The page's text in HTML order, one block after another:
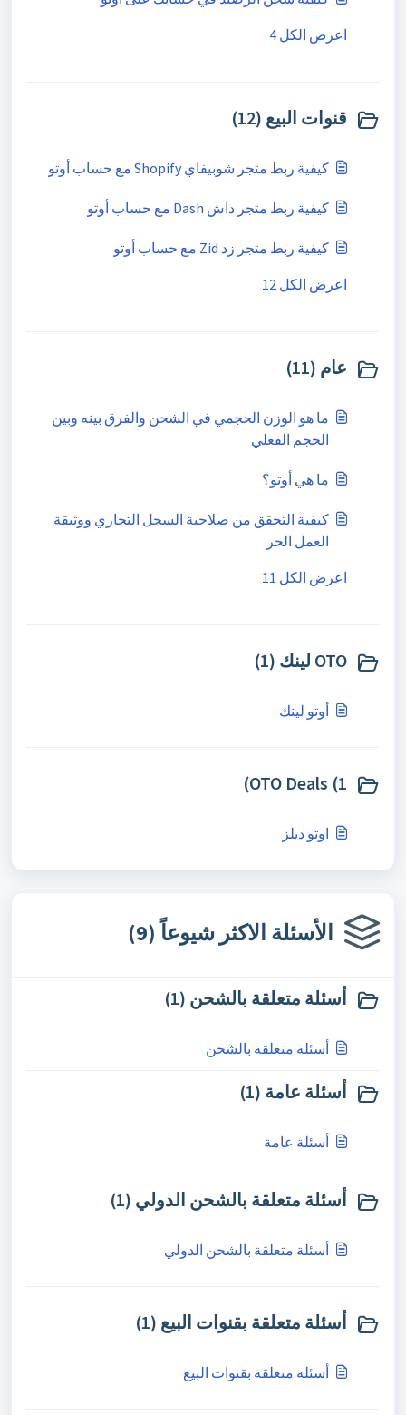
اعرض الكل 4
قنوات البيع (12)
كيفية ربط متجر شوبيفاي Shopify مع حساب أوتو
كيفية ربط متجر داش Dash مع حساب أوتو
كيفية ربط متجر زد Zid مع حساب أوتو
اعرض الكل 12
عام (11)
ما هو الوزن الحجمي في الشحن والفرق بينه وبين
الحجم الفعلي
ما هي أوتو؟
كيفية التحقق من صلاحية السجل التجاري ووثيقة
العمل الحر
اعرض الكل 11
OTO لينك (1)
أوتو لينك
OTO Deals (1)
اوتو ديلز
الأسئلة الاكثر شيوعاً (9)
أسئلة متعلقة بالشحن (1)
أسئلة متعلقة بالشحن
أسئلة عامة (1)
أسئلة عامة
أسئلة متعلقة بالشحن الدولي (1)
أسئلة متعلقة بالشحن الدولي
أسئلة متعلقة بقنوات البيع (1)
أسئلة متعلقة بقنوات البيع